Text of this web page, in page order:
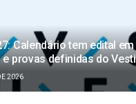
Calendário tem edital
provas definidas do
2026